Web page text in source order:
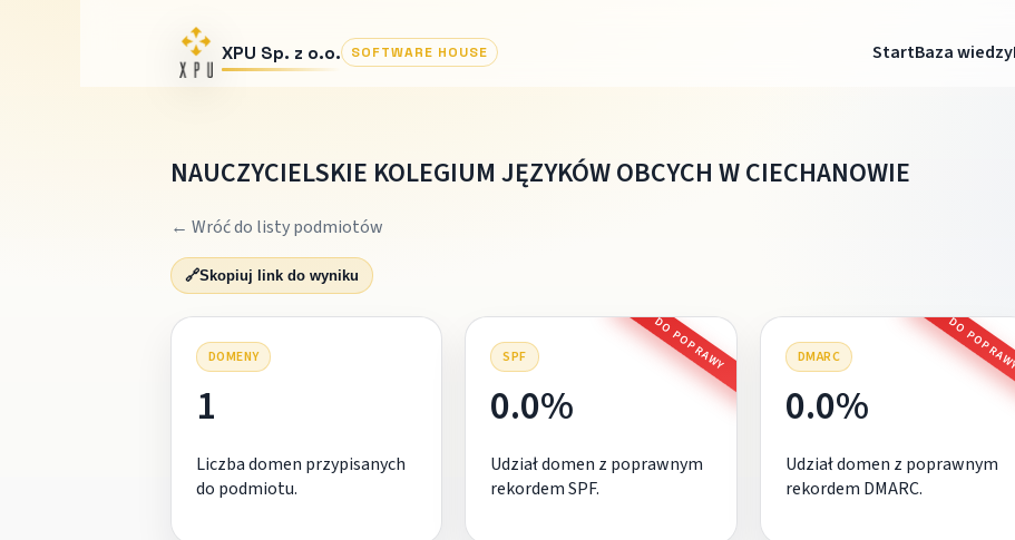
XPU Sp. z o.o. SOFTWARE HOUSE StartBaza wiedzy
NAUCZYCIELSKIE KOLEGIUM JĘZYKÓW OBCYCH W CIECHANOWIE
← Wróć do listy podmiotów
🔗Skopiuj link do wyniku
DOMENY
1
Liczba domen przypisanych
do podmiotu.
SPF DO POPRAWY
0.0%
Udział domen z poprawnym
rekordem SPF.
DMARC DO
0.0%
Udział domen z poprawnym
rekordem DMARC.